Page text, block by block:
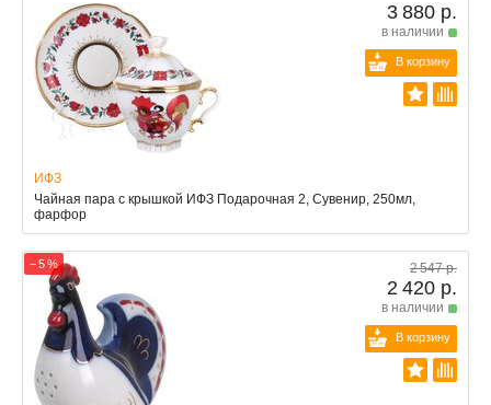
3 880 р.
в наличии
В корзину
ИФЗ
Чайная пара с крышкой ИФЗ Подарочная 2, Сувенир, 250мл,
фарфор
− 5 % 2 547 р.
2 420 р.
в наличии
В корзину